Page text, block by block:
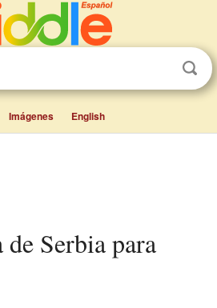
Imágenes English